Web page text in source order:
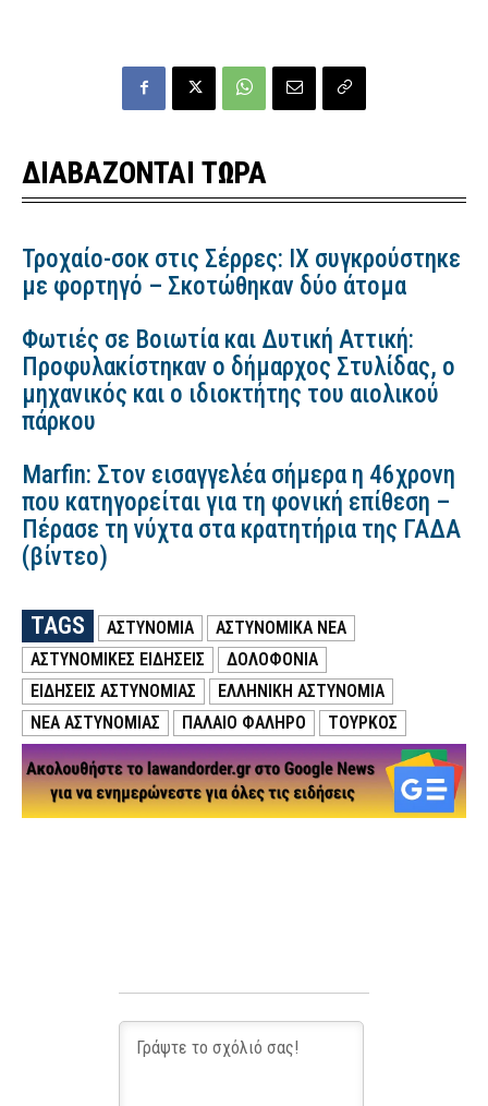
ΔΙΑΒΑΖΟΝΤΑΙ ΤΩΡΑ
Τροχαίο-σοκ στις Σέρρες: ΙΧ συγκρούστηκε
με φορτηγό – Σκοτώθηκαν δύο άτομα
Φωτιές σε Βοιωτία και Δυτική Αττική:
Προφυλακίστηκαν ο δήμαρχος Στυλίδας, ο
μηχανικός και ο ιδιοκτήτης του αιολικού
πάρκου
Marfin: Στον εισαγγελέα σήμερα η 46χρονη
που κατηγορείται για τη φονική επίθεση –
Πέρασε τη νύχτα στα κρατητήρια της ΓΑΔΑ
(βίντεο)
TAGS ΑΣΤΥΝΟΜΙΑ
ΑΣΤΥΝΟΜΙΚΑ ΝΕΑ
ΑΣΤΥΝΟΜΙΚΕΣ ΕΙΔΗΣΕΙΣ
ΔΟΛΟΦΟΝΙΑ
ΕΙΔΗΣΕΙΣ ΑΣΤΥΝΟΜΙΑΣ
ΕΛΛΗΝΙΚΗ ΑΣΤΥΝΟΜΙΑ
ΝΕΑ ΑΣΤΥΝΟΜΙΑΣ
ΠΑΛΑΙΟ ΦΑΛΗΡΟ ΤΟΥΡΚΟΣ